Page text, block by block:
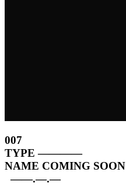
007
TYPE ————
NAME COMING SOON
——.—.—